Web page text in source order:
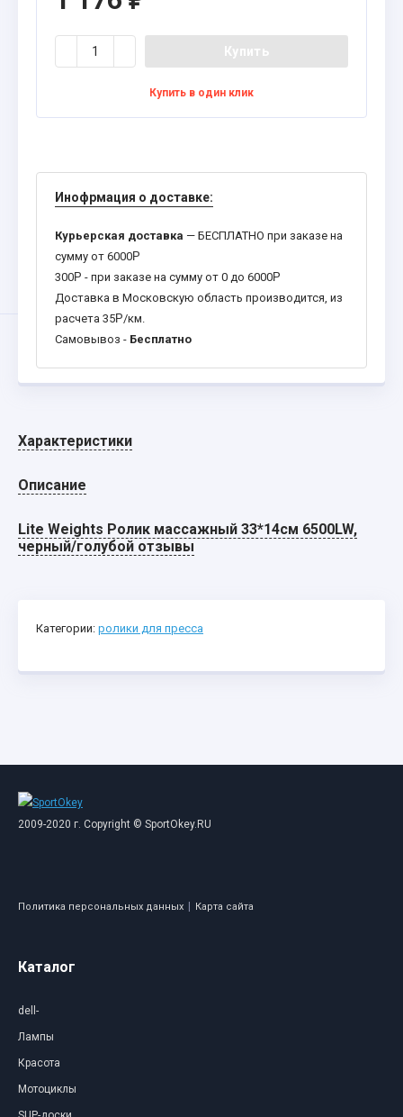
Купить
Купить в один клик
Инофрмация о доставке:
Курьерская доставка — БЕСПЛАТНО при заказе на
сумму от 6000Р
300Р - при заказе на сумму от 0 до 6000Р
Доставка в Московскую область производится, из
расчета 35Р/км.
Самовывоз - Бесплатно
Характеристики
Описание
Lite Weights Ролик массажный 33*14см 6500LW,
черный/голубой отзывы
Категории: ролики для пресса
2009-2020 г. Copyright © SportOkey.RU
Политика персональных данных Карта сайта
Каталог
dell-
Лампы
Красота
Мотоциклы